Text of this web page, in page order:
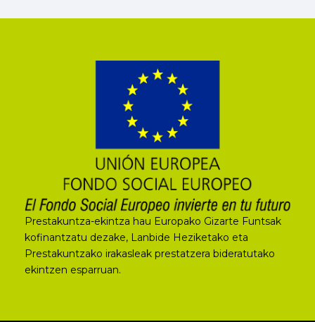
Prestakuntza-ekintza hau Europako Gizarte Funtsak
kofinantzatu dezake, Lanbide Heziketako eta
Prestakuntzako irakasleak prestatzera bideratutako
ekintzen esparruan.